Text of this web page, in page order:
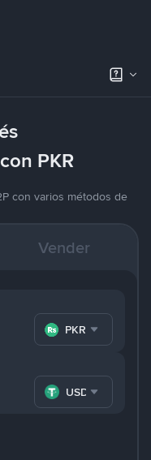
PKR
con varios métodos de
Vender
PKR
USDT